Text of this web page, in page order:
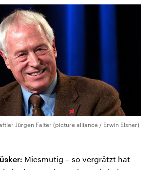
Jürgen Falter (picture alliance / Erwin Elsner)
Miesmutig – so vergrätzt hat